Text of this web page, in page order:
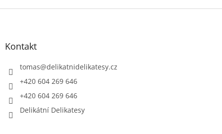
Z
Kontakt
tomas@delikatnidelikatesy.cz
+420 604 269 646
+420 604 269 646
Delikátní Delikatesy